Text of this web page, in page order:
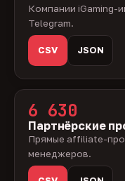
Компании iGaming-
Telegram.
CSV JSON
6 630
Партнёрские
Прямые affiliate-
менеджеров.